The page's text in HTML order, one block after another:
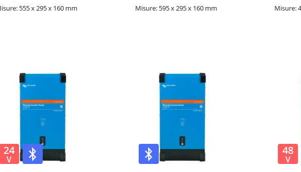
555 x 295 x 160 mm Misure: 595 x 295 x 160 mm Misure:
24
V
48
V